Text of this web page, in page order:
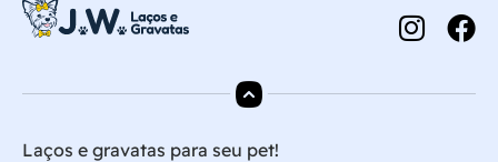
Laços e gravatas para seu pet!